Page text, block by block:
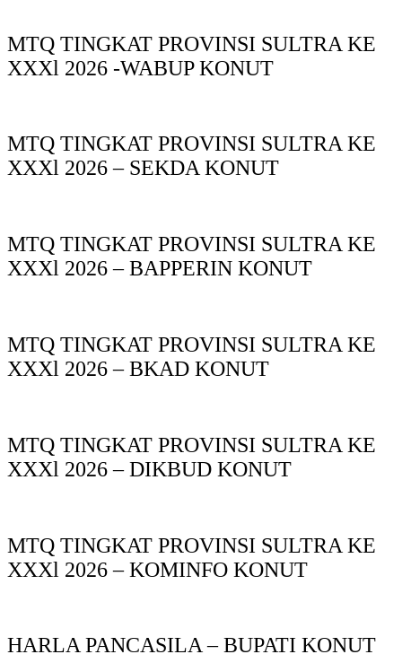
MTQ TINGKAT PROVINSI SULTRA KE
XXXl 2026 -WABUP KONUT
MTQ TINGKAT PROVINSI SULTRA KE
XXXl 2026 – SEKDA KONUT
MTQ TINGKAT PROVINSI SULTRA KE
XXXl 2026 – BAPPERIN KONUT
MTQ TINGKAT PROVINSI SULTRA KE
XXXl 2026 – BKAD KONUT
MTQ TINGKAT PROVINSI SULTRA KE
XXXl 2026 – DIKBUD KONUT
MTQ TINGKAT PROVINSI SULTRA KE
XXXl 2026 – KOMINFO KONUT
HARLA PANCASILA – BUPATI KONUT